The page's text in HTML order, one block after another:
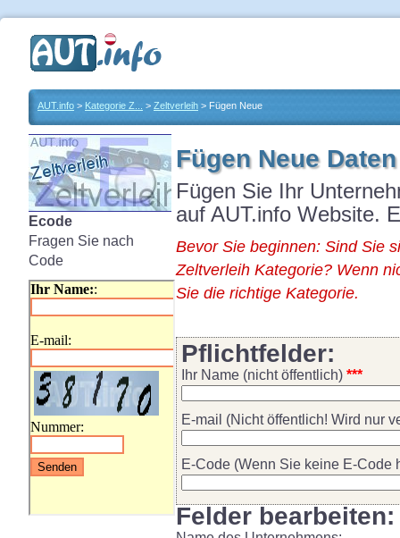
AUT.info > Kategorie Z... > Zeltverleih > Fügen Neue
Ecode
Fragen Sie nach
Code
Fügen Neue
Fügen Sie Ihr
auf AUT.info Website.
Bevor Sie beginnen: Sind Sie
Zeltverleih Kategorie? Wenn
Sie die richtige Kategorie.
Pflichtfelder:
Ihr Name (nicht öffentlich) ***
E-mail (Nicht öffentlich! Wird nur
E-Code (Wenn Sie keine E-
Felder bearbeiten: